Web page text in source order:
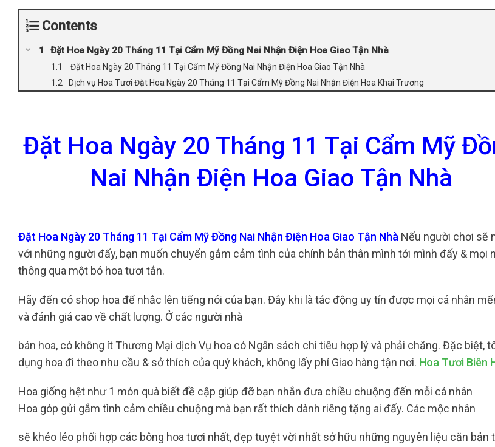
Contents
Đặt Hoa Ngày 20 Tháng 11 Tại Cẩm Mỹ Đồng Nai Nhận Điện Hoa Giao Tận Nhà
Đặt Hoa Ngày 20 Tháng 11 Tại Cẩm Mỹ Đồng Nai Nhận Điện Hoa Giao Tận Nhà
Dịch vụ Hoa Tươi Đặt Hoa Ngày 20 Tháng 11 Tại Cẩm Mỹ Đồng Nai Nhận Điện Hoa Khai Trương
Đặt Hoa Ngày 20 Tháng 11 Tại Cẩm Mỹ
Nai Nhận Điện Hoa Giao Tận Nhà
Đặt Hoa Ngày 20 Tháng 11 Tại Cẩm Mỹ Đồng Nai Nhận Điện Hoa Giao Tận Nhà Nếu người chơi sẽ
với những người đấy, bạn muốn chuyển gắm cảm tình của chính bản thân mình tới mình đấy & mọi
thông qua một bó hoa tươi tắn.
Hãy đến có shop hoa để nhắc lên tiếng nói của bạn. Đây khi là tác động uy tín được mọi cá nhân
và đánh giá cao về chất lượng. Ở các người nhà
bán hoa, có không ít Thương Mại dịch Vụ hoa có Ngân sách chi tiêu hợp lý và phải chăng. Đặc biệt,
dụng hoa đi theo nhu cầu & sở thích của quý khách, không lấy phí Giao hàng tận nơi. Hoa Tươi Biên
Hoa giống hệt như 1 món quà biết đề cập giúp đỡ bạn nhắn đưa chiều chuộng đến mỗi cá nhân
Hoa góp gửi gắm tình cảm chiều chuộng mà bạn rất thích dành riêng tặng ai đấy. Các mộc nhân
sẽ khéo léo phối hợp các bông hoa tươi nhất, đẹp tuyệt vời nhất sở hữu những nguyên liệu căn bản